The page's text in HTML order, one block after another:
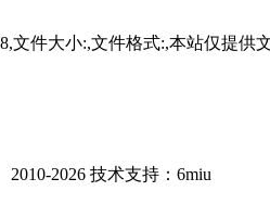
文件大小:,文件格式:,本站仅
2010-2026 技术支持：6miu